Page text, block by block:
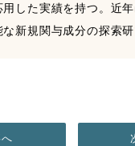
した実績を持つ。近
新規関与成分の探索研